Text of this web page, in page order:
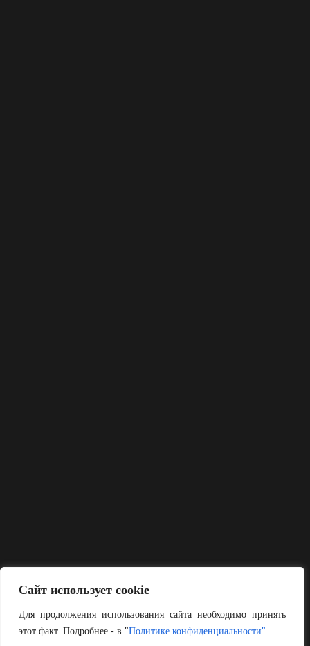
Сайт использует cookie
Для продолжения использования сайта необходимо принять
этот факт. Подробнее - в "Политике конфиденциальности"